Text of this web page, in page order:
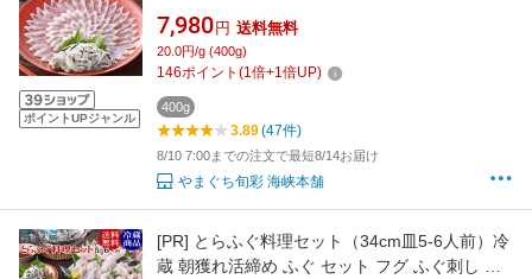
ポイントUPジャンル
お取り寄せグルメ 山口県
7,980円 送料無料
20.0円/g (400g)
146ポイント (1 倍+1 倍UP)
400g
3.89(47件)
8/10 7:00までの注文で最短8/14お届け
やまぐち旬彩 海峡本舗
[PR] とらふぐ料理セット（34cm皿5-6人前）冷
蔵 朝獲れ活締め ふぐ セット フグ ふぐ刺し ふ